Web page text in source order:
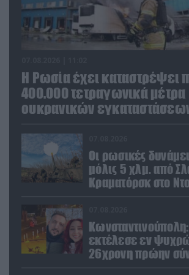
Η Ρωσία έχει καταστρέψει
400.000 τετραγωνικά μέτρα
ουκρανικών
Ιούλιο
Οι ρωσικές
μόλις 5 χλμ. από
Κραματόρσκ στο
εκτέλεσε εν
26χρονη πρώην
έξω από